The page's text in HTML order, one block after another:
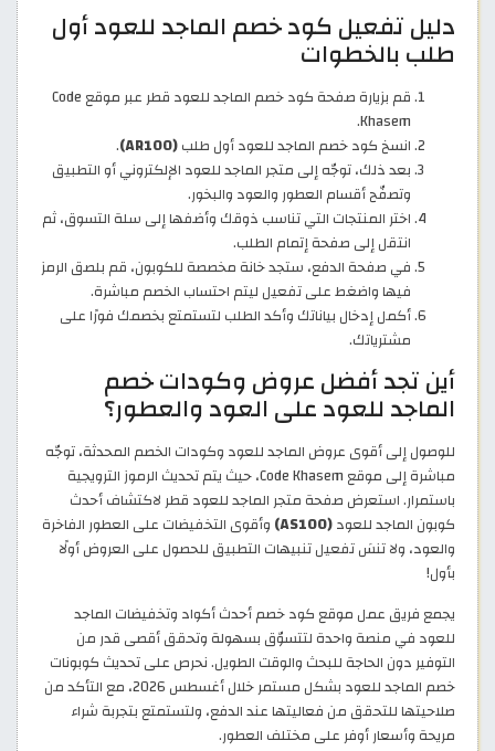
دليل تفعيل كود خصم الماجد للعود أول
طلب بالخطوات
قم بزيارة صفحة كود خصم الماجد للعود قطر عبر موقع Code
Khasem.
انسخ كود خصم الماجد للعود أول طلب(AR100)
.
بعد ذلك، توجّه إلى متجر الماجد للعود الإلكتروني أو التطبيق
وتصفّح أقسام العطور والعود والبخور.
اختر المنتجات التي تناسب ذوقك وأضفها إلى سلة التسوق، ثم
انتقل إلى صفحة إتمام الطلب.
في صفحة الدفع، ستجد خانة مخصصة للكوبون، قم بلصق الرمز
فيها واضغط على تفعيل ليتم احتساب الخصم مباشرة.
أكمل إدخال بياناتك وأكد الطلب لتستمتع بخصمك فورًا على
مشترياتك.
أين تجد أفضل عروض وكودات خصم
الماجد للعود على العود والعطور؟
للوصول إلى أقوى عروض الماجد للعود وكودات الخصم المحدثة، توجّه
مباشرة إلى موقع Code Khasem، حيث يتم تحديث الرموز الترويجية
باستمرار. استعرض صفحة متجر الماجد للعود قطر لاكتشاف أحدث
كوبون الماجد للعود(AS100)
وأقوى التخفيضات على العطور الفاخرة
والعود، ولا تنسَ تفعيل تنبيهات التطبيق للحصول على العروض أولًا
بأول!
يجمع فريق عمل موقع كود خصم أحدث أكواد وتخفيضات الماجد
للعود في منصة واحدة لتتسوّق بسهولة وتحقق أقصى قدر من
التوفير دون الحاجة للبحث والوقت الطويل. نحرص على تحديث كوبونات
خصم الماجد للعود بشكل مستمر خلال أغسطس 2026، مع التأكد من
صلاحيتها للتحقق من فعاليتها عند الدفع، ولتستمتع بتجربة شراء
مريحة وأسعار أوفر على مختلف العطور.